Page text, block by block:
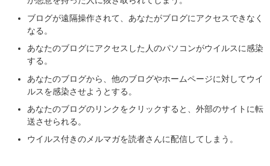
ブログが遠隔操作されて、あなたがブログにアクセスできなく
なる。
あなたのブログにアクセスした人のパソコンがウイルスに感染
する。
あなたのブログから、他のブログやホームページに対してウイ
ルスを感染させようとする。
あなたのブログのリンクをクリックすると、外部のサイトに転
送させられる。
ウイルス付きのメルマガを読者さんに配信してしまう。